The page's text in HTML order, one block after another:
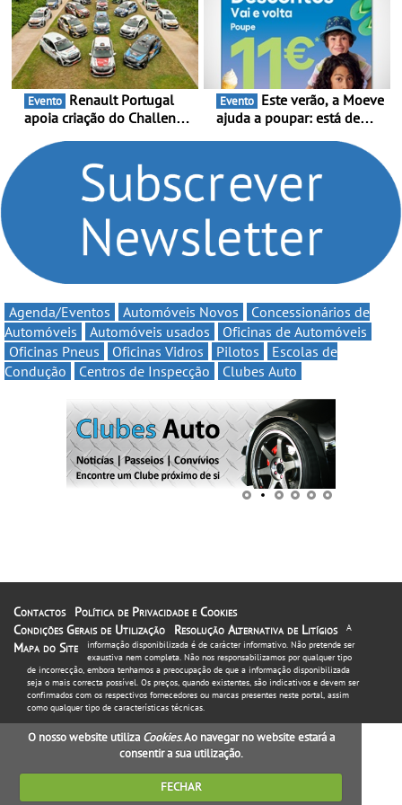
e leva a sua gama SUV
multi-energia às estradas
de Portugal
Portugal Karting 2026
decorre entre 1 de Março e
6 de Setembro
Evento
apoia criação do Challenge
compromisso com o
automobilismo nacional
continua em 2026
Evento
ajuda a poupar: está de
Volta” com descontos de
Agenda/Eventos Automóveis Novos
Concessionários de
Automóveis
Automóveis usados
Oficinas de Automóveis
Oficinas Pneus
Oficinas Vidros Pilotos
Escolas de
Condução
Centros de Inspecção Clubes Auto
Contactos
Política de Privacidade e Cookies
Condições Gerais de Utilização
Resolução Alternativa de Litígios
Mapa do Site
A
informação disponibilizada é de carácter informativo. Não pretende ser
exaustiva nem completa. Não nos responsabilizamos por qualquer tipo
de incorrecção, embora tenhamos a preocupação de que a informação disponibilizada
seja o mais correcta possível. Os preços, quando existentes, são indicativos e devem ser
confirmados com os respectivos fornecedores ou marcas presentes neste portal, assim
como qualquer tipo de características técnicas.
O nosso website utiliza Cookies. Ao navegar no website estará a
consentir a sua utilização.
FECHAR